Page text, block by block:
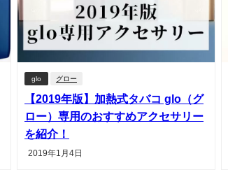
glo グロー
【2019年版】加熱式タバコ glo（グ
ロー）専用のおすすめアクセサリー
を紹介！
2019年1月4日